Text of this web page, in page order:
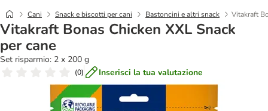
Cani Snack e biscotti per cani Bastoncini e altri snack Vitakraft
Vitakraft Bonas Chicken XXL Snack
per cane
Set risparmio: 2 x 200 g
(0) Inserisci la tua valutazione